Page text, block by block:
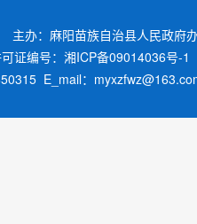
主办：麻阳苗族自治县人民政
证编号：湘ICP备09014036号-1
E_mail：